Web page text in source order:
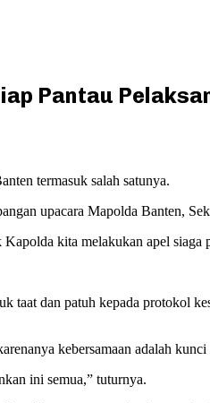
Pantau
termasuk salah satunya.
upacara Mapolda Banten,
kita melakukan apel siaga
dan patuh kepada protokol
kebersamaan adalah kunci
ini semua,” tuturnya.